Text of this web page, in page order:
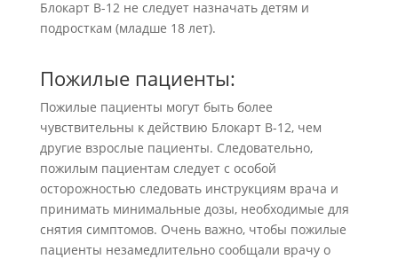
Блокарт В-12 не следует назначать детям и
подросткам (младше 18 лет).
Пожилые пациенты:
Пожилые пациенты могут быть более
чувствительны к действию Блокарт В-12, чем
другие взрослые пациенты. Следовательно,
пожилым пациентам следует с особой
осторожностью следовать инструкциям врача и
принимать минимальные дозы, необходимые для
снятия симптомов. Очень важно, чтобы пожилые
пациенты незамедлительно сообщали врачу о